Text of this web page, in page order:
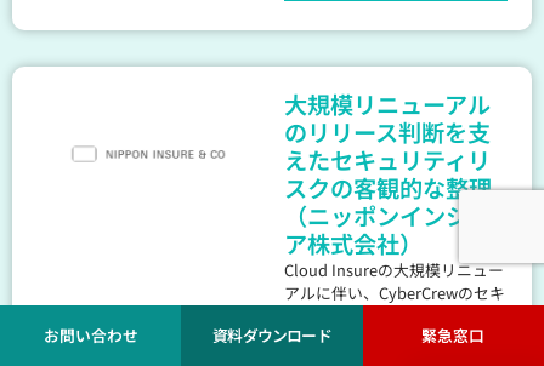
大規模リニューアル
のリリース判断を支
えたセキュリティリ
スクの客観的な整理
（ニッポンインシュ
ア株式会社）
Cloud Insureの大規模リニュー
アルに伴い、CyberCrewのセキ
ンテストを導入したニッポンイ
お問い合わせ 資料ダウンロード 緊急窓口